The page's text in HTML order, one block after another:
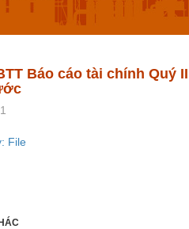
Báo cáo tài chính Quý
File